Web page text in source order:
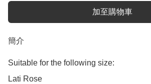
加至購物車
簡介
Suitable for the following size:
Lati Rose